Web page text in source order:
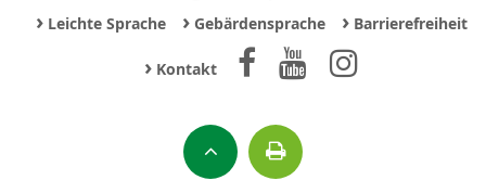
›Leichte Sprache ›Gebärdensprache ›Barrierefreiheit
› Kontakt